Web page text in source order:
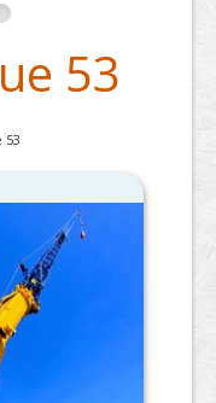
53
53